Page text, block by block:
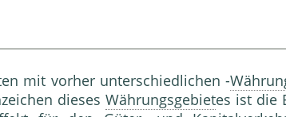
mit vorher unterschiedlichen -
dieses Währungsgebietes ist die